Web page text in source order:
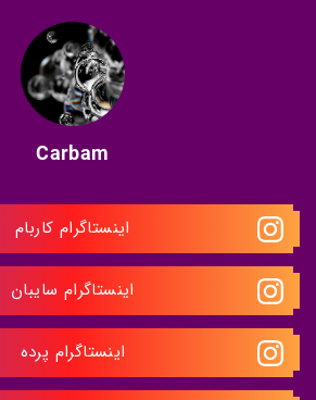
Carbam
اینستاگرام کاربام
اینستاگرام سایبان
اینستاگرام پرده